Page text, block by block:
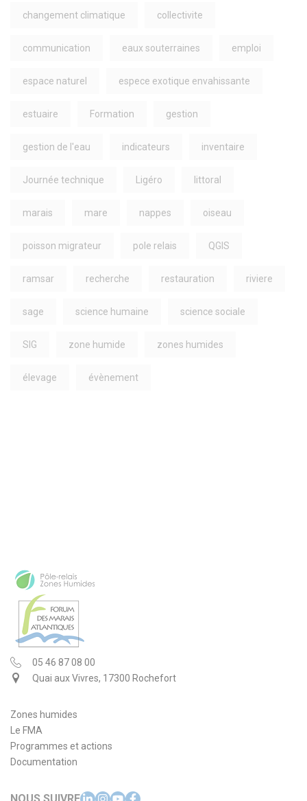
changement climatique collectivite
communication eaux souterraines emploi
espace naturel espece exotique envahissante
estuaire Formation gestion
gestion de l'eau indicateurs inventaire
Journée technique Ligéro littoral
marais mare nappes oiseau
poisson migrateur pole relais QGIS
ramsar recherche restauration riviere
sage science humaine science sociale
SIG zone humide zones humides
élevage évènement
05 46 87 08 00
Quai aux Vivres, 17300 Rochefort
Zones humides
Le FMA
Programmes et actions
Documentation